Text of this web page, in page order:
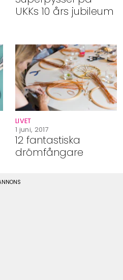
UKKs 10 års jubileum
12 fantastiska
drömfångare
LIVET
1 juni, 2017